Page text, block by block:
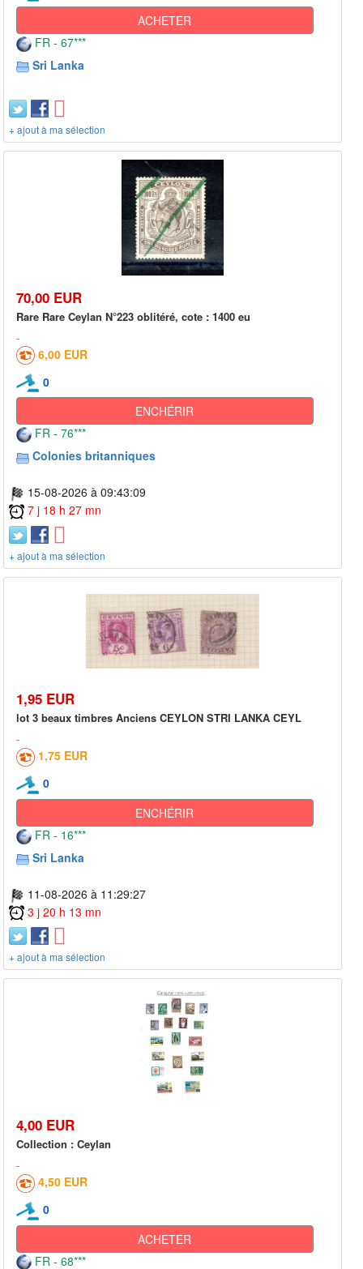
ACHETER
FR - 67***
Sri Lanka
+ ajout à ma sélection
70,00 EUR
Rare Rare Ceylan N°223 oblitéré, cote : 1400 eu
6,00 EUR
0
ENCHÉRIR
FR - 76***
Colonies britanniques
15-08-2026 à 09:43:09
7 j 18 h 27 mn
+ ajout à ma sélection
1,95 EUR
lot 3 beaux timbres Anciens CEYLON STRI LANKA CEYL
1,75 EUR
0
ENCHÉRIR
FR - 16***
Sri Lanka
11-08-2026 à 11:29:27
3 j 20 h 13 mn
+ ajout à ma sélection
4,00 EUR
Collection : Ceylan
4,50 EUR
0
ACHETER
FR - 68***